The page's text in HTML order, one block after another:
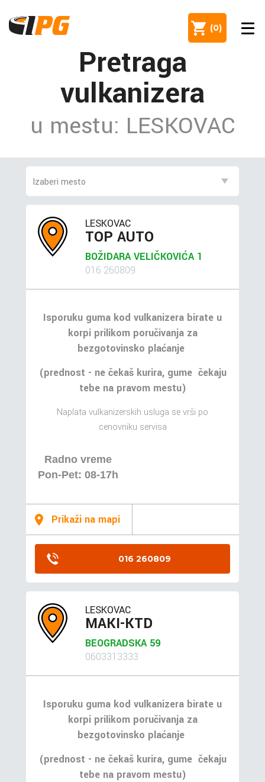
(0)
Pretraga
vulkanizera
u mestu: LESKOVAC
LESKOVAC
TOP AUTO
BOŽIDARA VELIČKOVIĆA 1
016 260809
Isporuku guma kod vulkanizera birate u
korpi prilikom poručivanja za
bezgotovinsko plaćanje
(prednost - ne čekaš kurira, gume čekaju
tebe na pravom mestu)
Naplata vulkanizerskih usluga se vrši po
cenovniku servisa
Radno vreme
Pon-Pet: 08-17h
Prikaži na mapi
016 260809
LESKOVAC
MAKI-KTD
BEOGRADSKA 59
0603313333
Isporuku guma kod vulkanizera birate u
korpi prilikom poručivanja za
bezgotovinsko plaćanje
(prednost - ne čekaš kurira, gume čekaju
tebe na pravom mestu)